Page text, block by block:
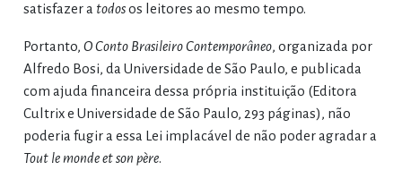
satisfazer a todosos leitores ao mesmo tempo.
Portanto, O Conto Brasileiro Contemporâneo, organizada por
Alfredo Bosi, da Universidade de São Paulo, e publicada
com ajuda financeira dessa própria instituição (Editora
Cultrix e Universidade de São Paulo, 293 páginas), não
poderia fugir a essa Lei implacável de não poder agradar a
Tout le monde et son père.